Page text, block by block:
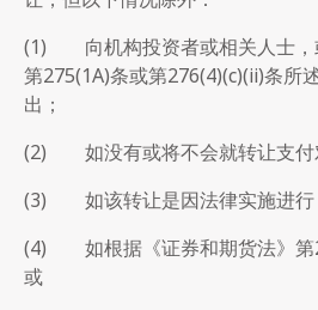
(1) 向机构投资者或相关人士，
第275(1A)条或第276(4)(c)(ii)条所
出；
(2) 如没有或将不会就转让支付
(3) 如该转让是因法律实施进行
(4) 如根据《证券和期货法》第
或